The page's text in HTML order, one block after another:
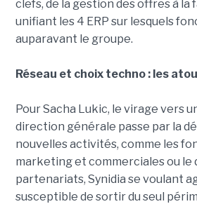
clefs, de la gestion des offres à la
unifiant les 4 ERP sur lesquels
auparavant le groupe.
Réseau et choix techno : les
Pour Sacha Lukic, le virage vers
direction générale passe par la
nouvelles activités, comme les
marketing et commerciales ou le
partenariats, Synidia se voulant
susceptible de sortir du seul